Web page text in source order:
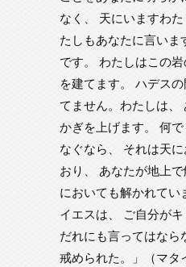
なく、 天にいますわ
たしもあなたに言いま
です。 わたしはこの
を建てます。 ハデス
てません。わたしは、
かぎを上げます。 何
なぐなら、 それは天
おり、 あなたが地上
においても解かれてい
イエスは、 ご自分が
だれにも言ってはなら
戒められた。」（マタ